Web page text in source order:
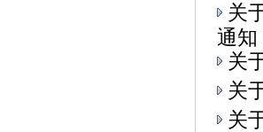
关
通知
关
关
关